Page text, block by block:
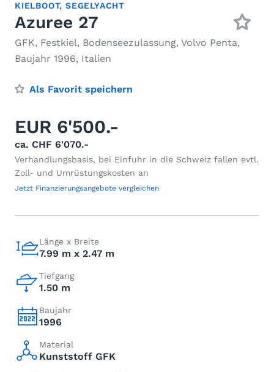
KIELBOOT,SEGELYACHT
Azuree 27
GFK, Festkiel, Bodenseezulassung, Volvo Penta,
Baujahr 1996, Italien
Als Favorit speichern
EUR 6'500.-
ca. CHF 6'070.-
Verhandlungsbasis, bei Einfuhr in die Schweiz fallen evtl.
Zoll- und Umrüstungskosten an
Jetzt Finanzierungsangebote vergleichen
Länge x Breite
7.99 m x 2.47 m
Tiefgang
1.50 m
Baujahr
1996
Material
Kunststoff GFK